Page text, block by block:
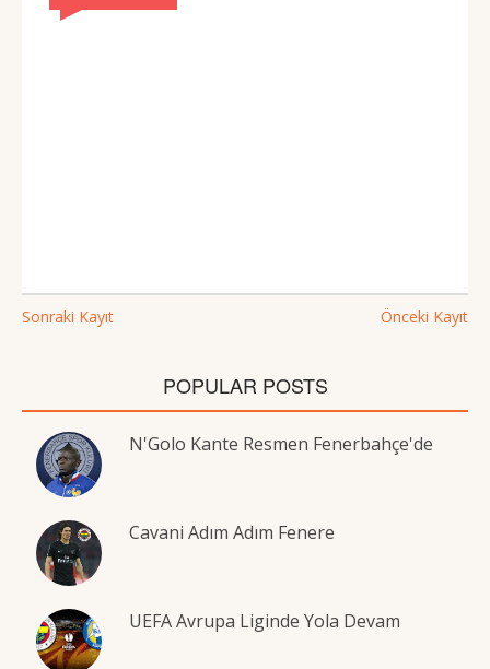
Sonraki Kayıt Önceki Kayıt
POPULAR POSTS
N'Golo Kante Resmen Fenerbahçe'de
Cavani Adım Adım Fenere
UEFA Avrupa Liginde Yola Devam